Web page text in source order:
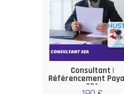
Consultant |
Référencement
SEA